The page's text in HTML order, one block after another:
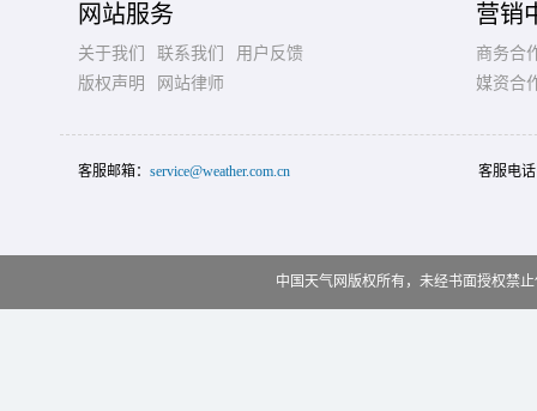
网站服务
关于我们 联系我们
用户反馈
版权声明
网站律师
营销
商务合
媒资合
客服邮箱： service@weather.com.cn 客服电
中国天气网版权所有，未经书面授权